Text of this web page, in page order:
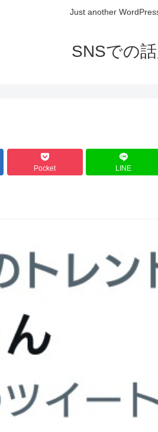
Just another
SNSでの
Pocket LINE